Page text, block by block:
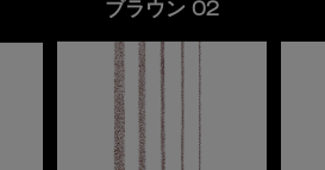
ブラウン 02